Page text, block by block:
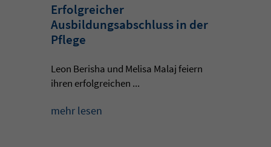
Erfolgreicher
Ausbildungsabschluss in der
Pflege
Leon Berisha und Melisa Malaj feiern
ihren erfolgreichen ...
mehr lesen